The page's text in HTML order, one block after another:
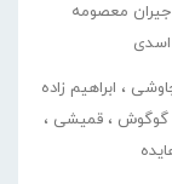
جیران معصومه
اسدی
، ابراهیم زاده
گوگوش ، قمیشی ،